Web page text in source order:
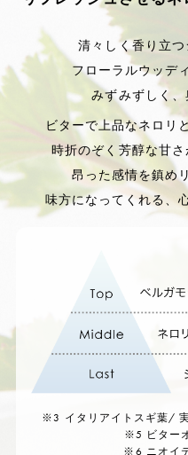
清々しく香り立つ
フローラルウッデ
みずみずしく、
ビターで上品なネロリ
時折のぞく芳醇な甘
昂った感情を鎮め
味方になってくれる、
※3 イタリアイトスギ葉/
※5 ビター
※6 ニオイ